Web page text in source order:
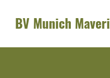
BV Munich